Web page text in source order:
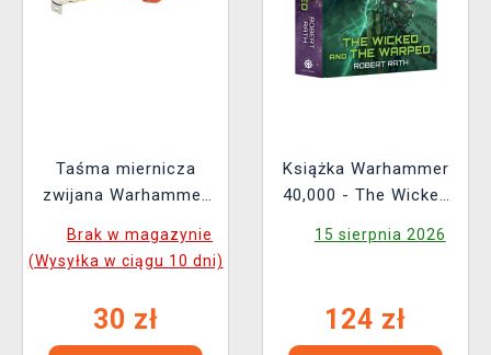
Taśma miernicza
zwijana Warhammer
Brak w magazynie
(Wysyłka w ciągu 10 dni)
30 zł
Książka Warhammer
40,000 - The Wicked
15 sierpnia 2026
124 zł